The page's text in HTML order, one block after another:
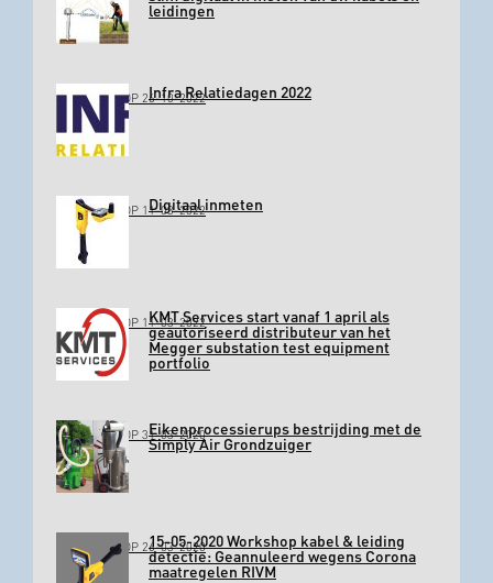
leidingen
GEPLAATST OP 26-10-2022Infra Relatiedagen 2022
GEPLAATST OP 11-03-2022Digitaal inmeten
GEPLAATST OP 11-03-2022KMT Services start vanaf 1 april als
geautoriseerd distributeur van het
Megger substation test equipment
portfolio
GEPLAATST OP 31-03-2020Eikenprocessierups bestrijding met de
Simply Air Grondzuiger
GEPLAATST OP 26-03-202015-05-2020 Workshop kabel & leiding
detectie: Geannuleerd wegens Corona
maatregelen RIVM